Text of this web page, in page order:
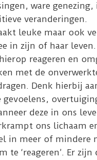
ware
veranderingen.
leuke maar ook
in zijn of haar leven.
reageren en
met de
Denk hierbij
gevoelens,
deze in ons
ons lichaam
in meer of mindere
te ‘reageren’. Er zijn